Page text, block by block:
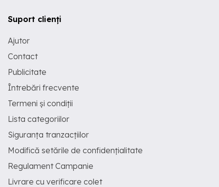
Suport clienți
Ajutor
Contact
Publicitate
Întrebări frecvente
Termeni și condiții
Lista categoriilor
Siguranța tranzacțiilor
Modifică setările de confidențialitate
Regulament Campanie
Livrare cu verificare colet